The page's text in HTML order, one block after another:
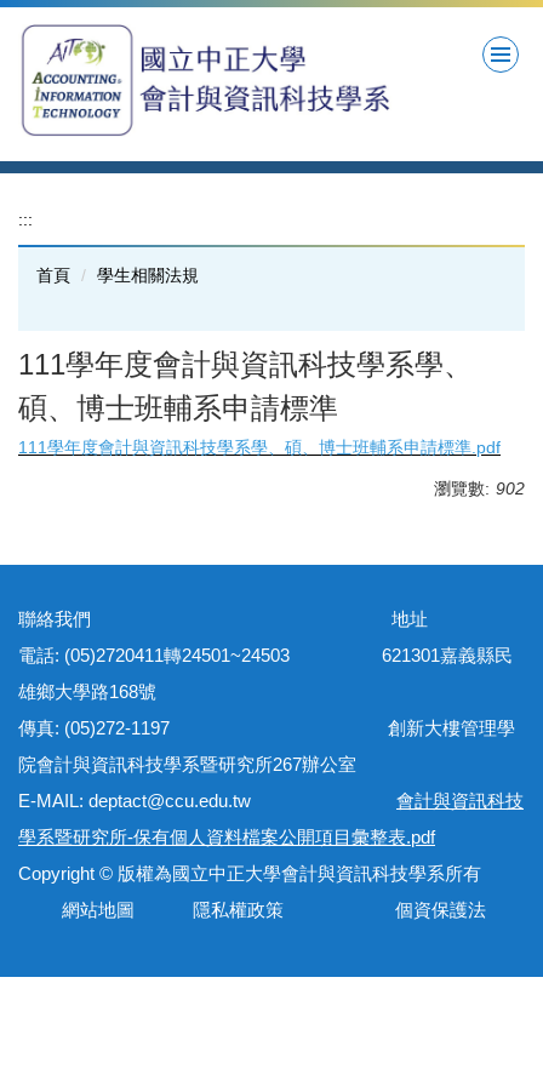
到
區
:::
首頁 學生相關法規
111學年度會計與資訊科技學系學、
碩、博士班輔系申請標準
111學年度會計與資訊科技學系學、碩、博士班輔系申請標準.pdf
瀏覽數: 902
聯絡我們 地址
電話: (05)2720411轉24501~24503 621301嘉義縣民
雄鄉大學路168號
傳真: (05)272-1197 創新大樓管理學
院會計與資訊科技學系暨研究所267辦公室
E-MAIL: deptact@ccu.edu.tw 會計與資訊科技
學系暨研究所-保有個人資料檔案公開項目彙整表.pdf
Copyright © 版權為國立中正大學會計與資訊科技學系所有
網站地圖 隱私權政策 個資保護法